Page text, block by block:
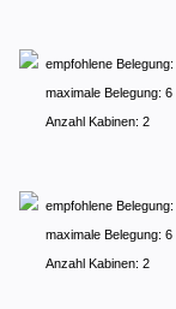
empfohlene
maximale Belegung:
Anzahl Kabinen: 2
empfohlene
maximale Belegung:
Anzahl Kabinen: 2